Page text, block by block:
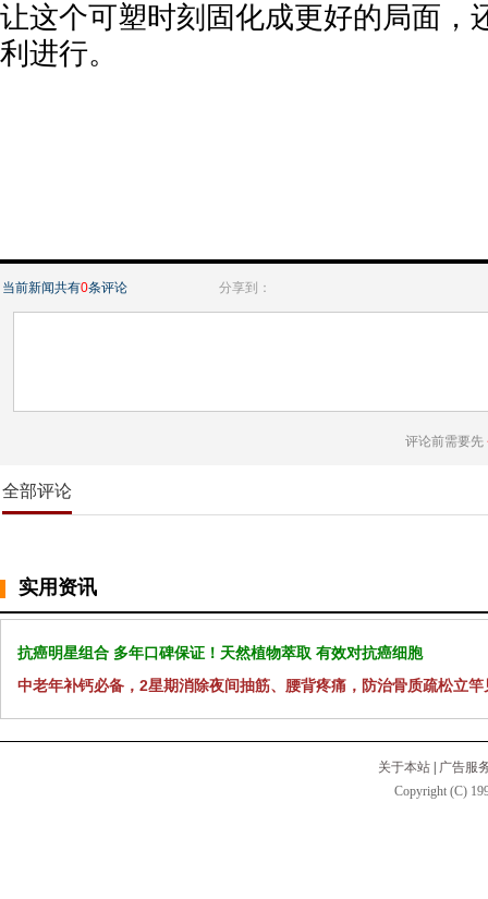
让这个可塑时刻固化成更好的局面，
利进行。
当前新闻共有0条评论 分享到：
评论前需要先
全部评论
实用资讯
抗癌明星组合 多年口碑保证！天然植物萃取 有效对抗癌细胞
中老年补钙必备，2星期消除夜间抽筋、腰背疼痛，防治骨质疏松立竿
关于本站
广告服
Copyright (C)